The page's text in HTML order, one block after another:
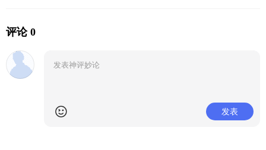
评论 0
发表